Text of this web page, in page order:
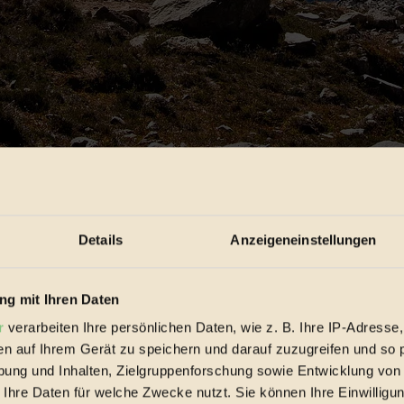
Details Anzeigeneinstellungen
mit Ihren Daten
verarbeiten Ihre persönlichen Daten, wie z. B. Ihre IP-
auf Ihrem Gerät zu speichern und darauf zuzugreifen und so
und Inhalten, Zielgruppenforschung sowie Entwicklung
Daten für welche Zwecke nutzt. Sie können Ihre
den Diskurs zwischen Forst und Jagd auf der einen Seite und
eine Mountainbikerin nur mit größtem Glück noch rechtzeitig
erzählt habe, dass ich eine Jägerin und Blasmusikantin
mit dem Downhillbike im Wald unterwegs ist.
Weiß. Es gibt Hunderte Forstleute, die begeisterte Freizeitsportler
eine nicht für das Mountainbiken freigegebene Rundtour
Naturerlebnis. Wem haben wir geschadet?